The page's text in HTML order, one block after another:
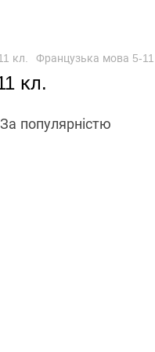
кл. Французька мова 5-
кл.
За популярністю